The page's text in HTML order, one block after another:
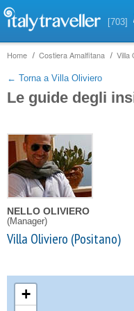
[703]
Home Costiera Amalfitana Villa
← Torna a Villa Oliviero
Le guide degli
NELLO OLIVIERO
(Manager)
Villa Oliviero (Positano)
+